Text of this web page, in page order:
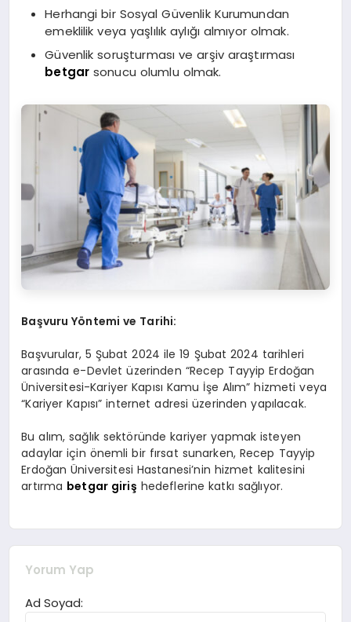
Herhangi bir Sosyal Güvenlik Kurumundan
emeklilik veya yaşlılık aylığı almıyor olmak.
Güvenlik soruşturması ve arşiv araştırması
betgar sonucu olumlu olmak.
Başvuru Yöntemi ve Tarihi:
Başvurular, 5 Şubat 2024 ile 19 Şubat 2024 tarihleri
arasında e-Devlet üzerinden “Recep Tayyip Erdoğan
Üniversitesi-Kariyer Kapısı Kamu İşe Alım” hizmeti veya
“Kariyer Kapısı” internet adresi üzerinden yapılacak.
Bu alım, sağlık sektöründe kariyer yapmak isteyen
adaylar için önemli bir fırsat sunarken, Recep Tayyip
Erdoğan Üniversitesi Hastanesi’nin hizmet kalitesini
artırma betgar giriş hedeflerine katkı sağlıyor.
Yorum Yap
Ad Soyad: